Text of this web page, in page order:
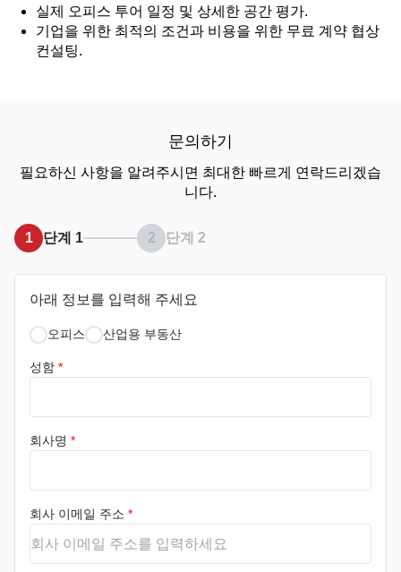
실제 오피스 투어 일정 및 상세한 공간 평가.
기업을 위한 최적의 조건과 비용을 위한 무료 계약 협상
컨설팅.
문의하기
필요하신 사항을 알려주시면 최대한 빠르게 연락드리겠습
니다.
1 단계 1 2 단계 2
아래 정보를 입력해 주세요
오피스 산업용 부동산
성함 *
회사명 *
회사 이메일 주소 *